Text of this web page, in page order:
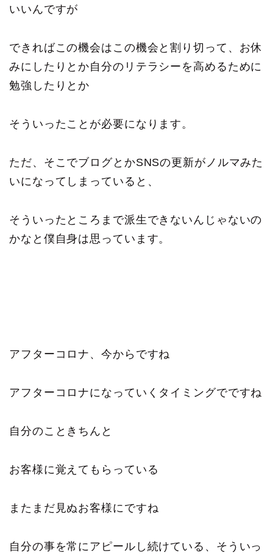
いいんですが
できればこの機会はこの機会と割り切って、お休
みにしたりとか自分のリテラシーを高めるために
勉強したりとか
そういったことが必要になります。
ただ、そこでブログとかSNSの更新がノルマみた
いになってしまっていると、
そういったところまで派生できないんじゃないの
かなと僕自身は思っています。
アフターコロナ、今からですね
アフターコロナになっていくタイミングでですね
自分のこときちんと
お客様に覚えてもらっている
またまだ見ぬお客様にですね
自分の事を常にアピールし続けている、そういっ